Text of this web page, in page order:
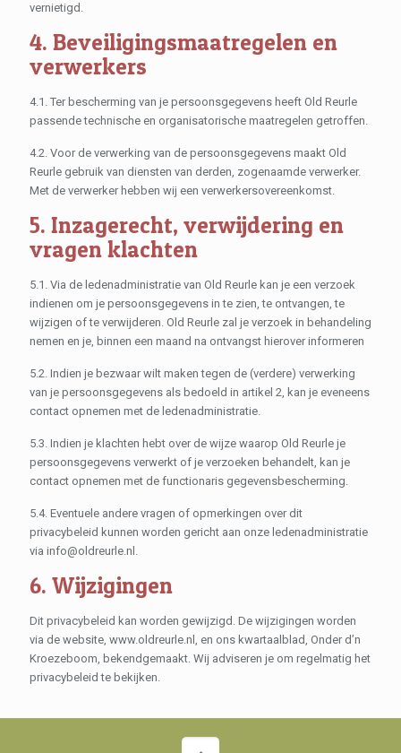
vernietigd.
4. Beveiligingsmaatregelen en
verwerkers
4.1. Ter bescherming van je persoonsgegevens heeft Old Reurle
passende technische en organisatorische maatregelen getroffen.
4.2. Voor de verwerking van de persoonsgegevens maakt Old
Reurle gebruik van diensten van derden, zogenaamde verwerker.
Met de verwerker hebben wij een verwerkersovereenkomst.
5. Inzagerecht, verwijdering en
vragen klachten
5.1. Via de ledenadministratie van Old Reurle kan je een verzoek
indienen om je persoonsgegevens in te zien, te ontvangen, te
wijzigen of te verwijderen. Old Reurle zal je verzoek in behandeling
nemen en je, binnen een maand na ontvangst hierover informeren
5.2. Indien je bezwaar wilt maken tegen de (verdere) verwerking
van je persoonsgegevens als bedoeld in artikel 2, kan je eveneens
contact opnemen met de ledenadministratie.
5.3. Indien je klachten hebt over de wijze waarop Old Reurle je
persoonsgegevens verwerkt of je verzoeken behandelt, kan je
contact opnemen met de functionaris gegevensbescherming.
5.4. Eventuele andere vragen of opmerkingen over dit
privacybeleid kunnen worden gericht aan onze ledenadministratie
via info@oldreurle.nl.
6. Wijzigingen
Dit privacybeleid kan worden gewijzigd. De wijzigingen worden
via de website, www.oldreurle.nl, en ons kwartaalblad, Onder d’n
Kroezeboom, bekendgemaakt. Wij adviseren je om regelmatig het
privacybeleid te bekijken.